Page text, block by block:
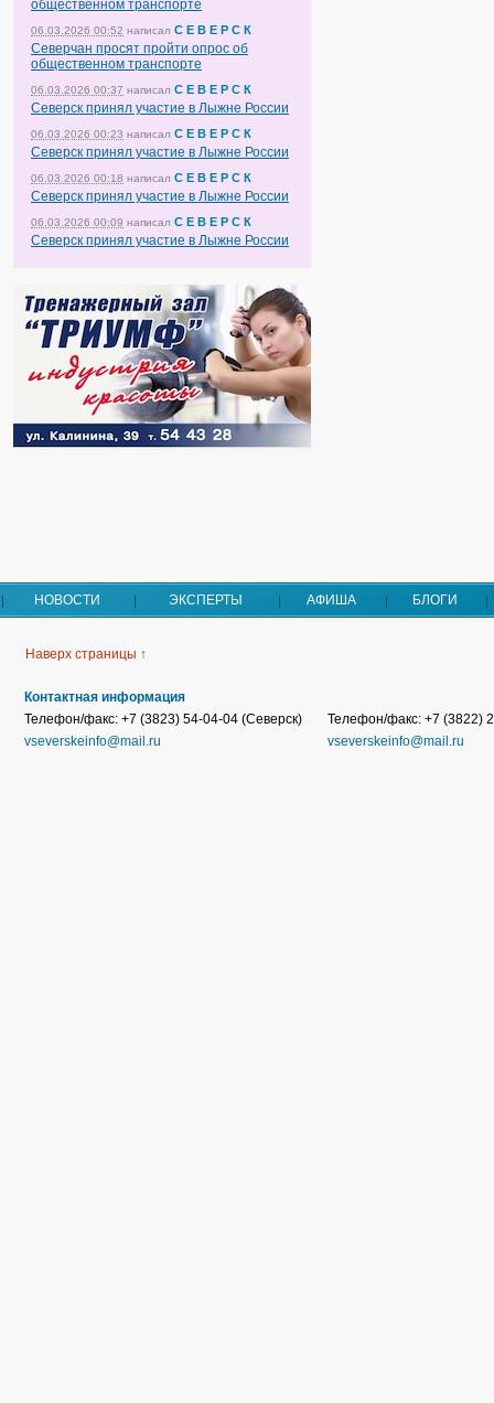
общественном транспорте
06.03.2026 00:52 написал С Е В Е Р С К
Северчан просят пройти опрос об
общественном транспорте
06.03.2026 00:37 написал С Е В Е Р С К
Северск принял участие в Лыжне России
06.03.2026 00:23 написал С Е В Е Р С К
Северск принял участие в Лыжне России
06.03.2026 00:18 написал С Е В Е Р С К
Северск принял участие в Лыжне России
06.03.2026 00:09 написал С Е В Е Р С К
Северск принял участие в Лыжне России
НОВОСТИ ЭКСПЕРТЫ АФИША БЛОГИ
Наверх страницы ↑
Контактная информация
Телефон/факс: +7 (3823) 54-04-04 (Северск)
vseverskeinfo@mail.ru
Телефон/факс: +7 (3822)
vseverskeinfo@mail.ru